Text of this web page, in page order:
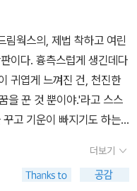
야기에 훅 빨려들다가 마지
는. 그러나 동시에 심오하
스미스그림책 보는 맛을
나게 화려하고, 화사한 색
림, 서커스 그림이 많다.윌
윌리엄 스타이그가 떠오르
화사함이라면,윌리엄 스타
내용도 좀 못됐다. (좋아요,
강렬한 그림체, 색감. 그림
그의 책 속에는 가족사랑,
. ▣ 작가의 삶윌리엄 스타
서 태어났다. 스타이그의 가
안이었고, 이런 분위기 속
다. 빈센트반 고흐, 피카소
형 어원으로부터 회화수업
국의 경제 공항기에 접어들
, 광고 그림 등을 시작하게
예순이 넘은 나이에 손주
림웍스의, 제법 착하고 여린
이다. 흉측스럽게 생긴데다
귀엽게 느껴진 건, 천진한
을 꾼 것 뿐이야.'라고 스스
고 기운이 빠지기도 하는
생겼건, 심성이 곱든 나쁘든
까. 신자유주의의 배경과
더보기